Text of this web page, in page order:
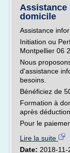
Assistance
domicile
Assistance
Initiation ou
Montpellier 06
Nous
d'assistance
besoins.
Bénéficiez de
Formation à
après
Pour le
Lire la suite
Date: 2018-